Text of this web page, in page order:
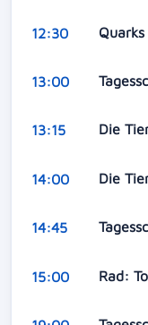
12:30
13:00
13:15 Die
14:00 Die
14:45
15:00 Rad: